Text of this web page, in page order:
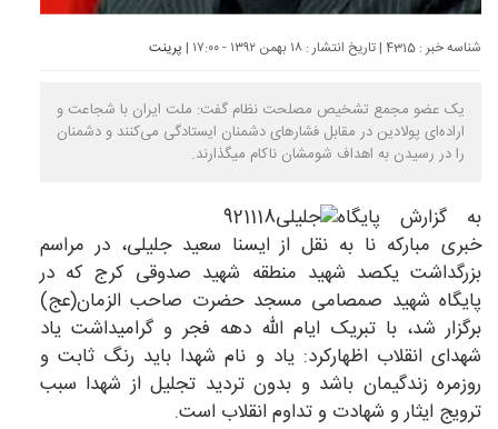
شناسه خبر : 4315 | تاریخ انتشار : ۱۸ بهمن ۱۳۹۲ - ۱۷:۰۰ | پرینت
یک عضو مجمع تشخیص مصلحت نظام گفت: ملت ایران با شجاعت و
اراده‌ای پولادین در مقابل فشارهای دشمنان ایستادگی می‌کنند و دشمنان
را در رسیدن به اهداف شومشان ناکام می‎گذارند.
به گزارش پایگاه
خبری مبارکه نا به نقل از ایسنا سعید جلیلی، در مراسم
بزرگداشت یکصد شهید منطقه شهید صدوقی کرج که در
پایگاه شهید صمصامی مسجد حضرت صاحب الزمان(عج)
برگزار شد، با تبریک ایام الله دهه فجر و گرامیداشت یاد
شهدای انقلاب اظهارکرد: یاد و نام شهدا باید رنگ ثابت و
روزمره زندگیمان باشد و بدون تردید تجلیل از شهدا سبب
ترویج ایثار و شهادت و تداوم انقلاب است.